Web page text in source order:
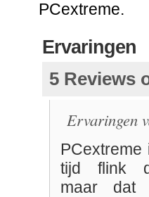
PCextreme.
Ervaringen
5 Reviews
Ervaringen
tijd flink
maar